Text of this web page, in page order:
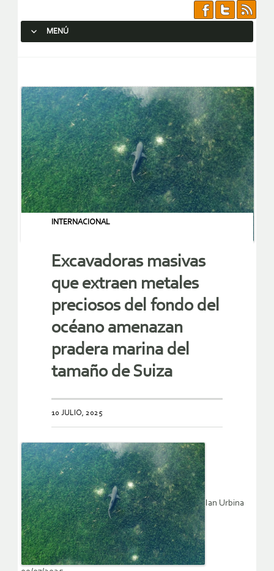
MENÚ
INTERNACIONAL
Excavadoras masivas
que extraen metales
preciosos del fondo del
océano amenazan
pradera marina del
tamaño de Suiza
10 JULIO, 2025
Ian Urbina